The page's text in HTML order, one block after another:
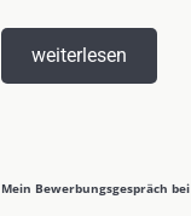
weiterlesen
Mein Bewerbungsgespräch bei